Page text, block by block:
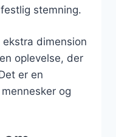
stemning.
dimension
oplevelse, der
er en
og